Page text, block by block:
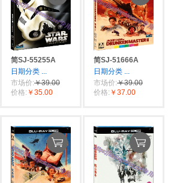
简SJ-55255A
日期分类 ...
市场价:￥39.00
价格: ￥35.00
简SJ-51666A
日期分类 ...
市场价:￥39.00
价格: ￥37.00